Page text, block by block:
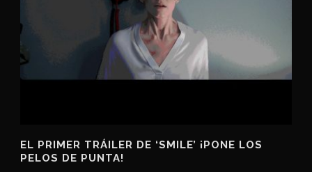
EL PRIMER TRÁILER DE ‘SMILE’ ¡PONE LOS
PELOS DE PUNTA!